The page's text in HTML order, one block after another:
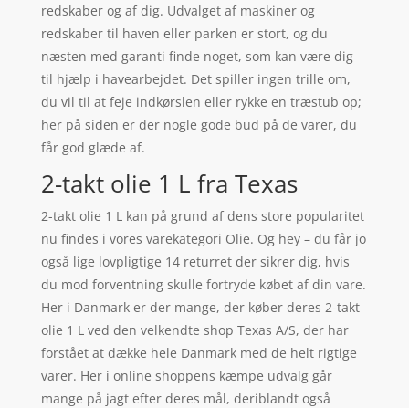
redskaber og af dig. Udvalget af maskiner og
redskaber til haven eller parken er stort, og du
næsten med garanti finde noget, som kan være dig
til hjælp i havearbejdet. Det spiller ingen trille om,
du vil til at feje indkørslen eller rykke en træstub op;
her på siden er der nogle gode bud på de varer, du
får god glæde af.
2-takt olie 1 L fra Texas
2-takt olie 1 L kan på grund af dens store popularitet
nu findes i vores varekategori Olie. Og hey – du får jo
også lige lovpligtige 14 returret der sikrer dig, hvis
du mod forventning skulle fortryde købet af din vare.
Her i Danmark er der mange, der køber deres 2-takt
olie 1 L ved den velkendte shop Texas A/S, der har
forstået at dække hele Danmark med de helt rigtige
varer. Her i online shoppens kæmpe udvalg går
mange på jagt efter deres mål, deriblandt også